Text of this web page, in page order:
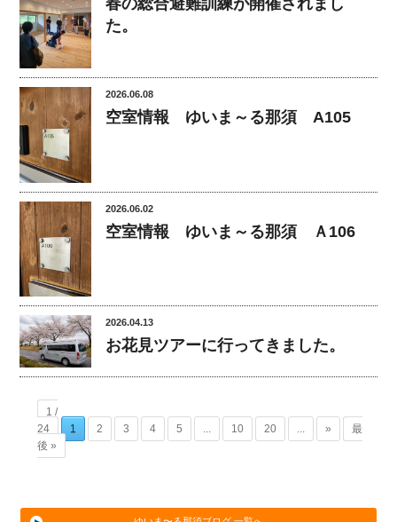
た。
2026.06.08
空室情報 ゆいま～る那須 A105
2026.06.02
空室情報 ゆいま～る那須 Ａ106
2026.04.13
お花見ツアーに行ってきました。
1 /
24
1 2 3 4 5 ... 10 20 ... »
最
後 »